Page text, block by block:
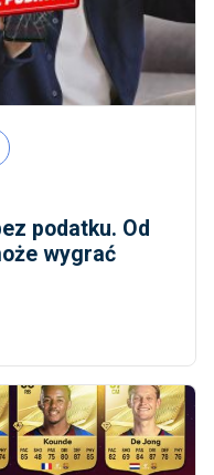
podatku. Od
wygrać